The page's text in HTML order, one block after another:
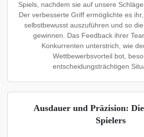
Spiels, nachdem sie auf unsere
Der verbesserte Griff ermöglichte es
selbstbewusst auszuführen und so
gewinnen. Das Feedback ihrer
Konkurrenten unterstrich, wie
Wettbewerbsvorteil bot,
entscheidungsträchtigen
Ausdauer und Präzision: Die
Spielers